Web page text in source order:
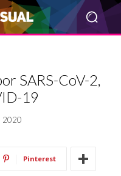
SARS-CoV-2,
19
2020
Pinterest